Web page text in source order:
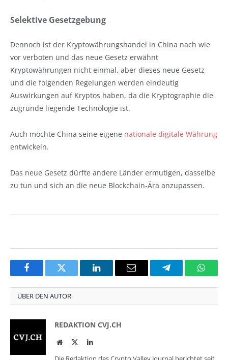
Selektive Gesetzgebung
Dennoch ist der Kryptowährungshandel in China nach wie
vor verboten und das neue Gesetz erwähnt
Kryptowährungen nicht einmal, aber dieses neue Gesetz
und die folgenden Regelungen werden eindeutig
Auswirkungen auf Kryptos haben, da die Kryptographie die
zugrunde liegende Technologie ist.
Auch möchte China seine eigene nationale digitale Währung
entwickeln.
Das neue Gesetz dürfte andere Länder ermutigen, dasselbe
zu tun und sich an die neue Blockchain-Ära anzupassen.
FacebookTwitter LinkedInEmail Telegram
ÜBER DEN AUTOR
REDAKTION CVJ.CH
WebsiteTwitterLinkedIn